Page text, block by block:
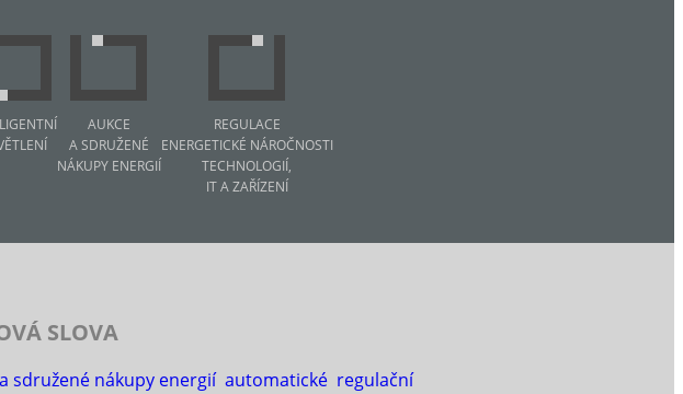
AUKCE
A SDRUŽENÉ
NÁKUPY ENERGIÍ
REGULACE
ENERGETICKÉ NÁROČNOSTI
TECHNOLOGIÍ,
IT A ZAŘÍZENÍ
SLOVA
sdružené nákupy energií automatické regulační